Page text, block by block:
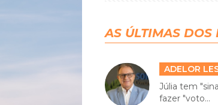
AS ÚLTIMAS DOS
ADELOR
Júlia tem
fazer "voto...